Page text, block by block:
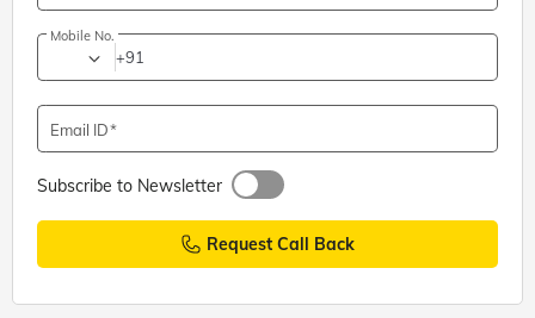
Mobile No.
+91
Email ID
Subscribe to Newsletter
Request Call Back